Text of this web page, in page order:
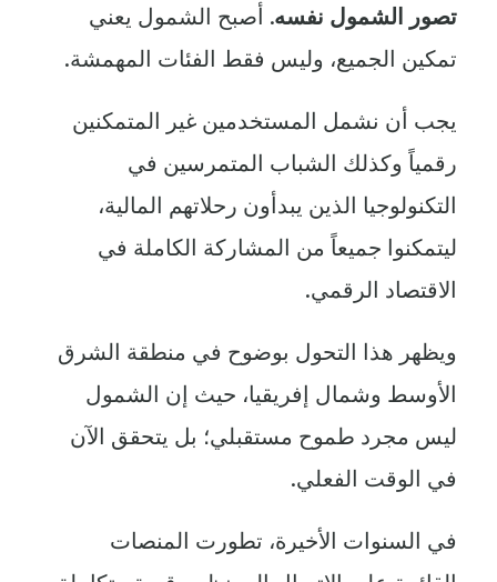
تصور الشمول نفسه. أصبح الشمول يعني
تمكين الجميع، وليس فقط الفئات المهمشة.
يجب أن نشمل المستخدمين غير المتمكنين
رقمياً وكذلك الشباب المتمرسين في
التكنولوجيا الذين يبدأون رحلاتهم المالية،
ليتمكنوا جميعاً من المشاركة الكاملة في
الاقتصاد الرقمي.
ويظهر هذا التحول بوضوح في منطقة الشرق
الأوسط وشمال إفريقيا، حيث إن الشمول
ليس مجرد طموح مستقبلي؛ بل يتحقق الآن
في الوقت الفعلي.
في السنوات الأخيرة، تطورت المنصات